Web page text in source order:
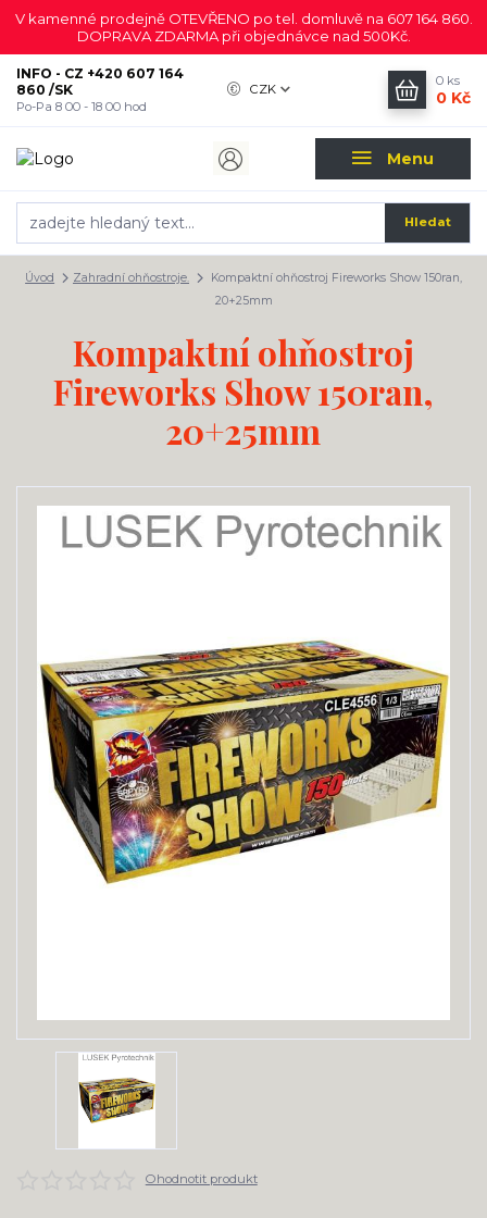
V kamenné prodejně OTEVŘENO po tel. domluvě na 607 164 860.
DOPRAVA ZDARMA při objednávce nad 500Kč.
Menu
CZK
Hledat
INFO - CZ +420 607 164
860 /SK
Po-Pa 8 00 - 18 00 hod
0 ks
0 Kč
Úvod Zahradní ohňostroje.
Kompaktní ohňostroj Fireworks Show 150ran,
20+25mm
Kompaktní ohňostroj
Fireworks Show 150ran,
20+25mm
Ohodnotit produkt